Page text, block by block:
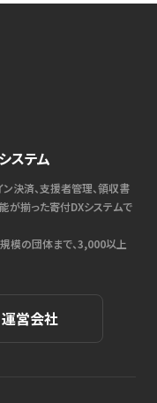
ステム
決済、支援者管理、領収書
が揃った寄付DXシステムで
模の団体まで、3,000以上
運営会社